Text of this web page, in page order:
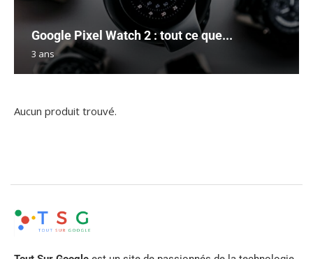
Google Pixel Watch 2 : tout ce que...
3 ans
Aucun produit trouvé.